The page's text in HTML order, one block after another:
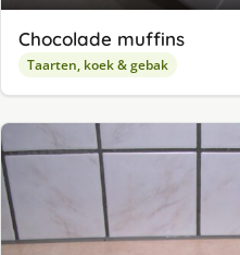
Chocolade muffins
Taarten, koek & gebak